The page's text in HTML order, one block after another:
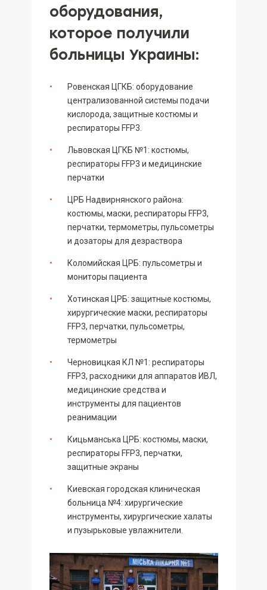
оборудования,
которое получили
больницы Украины:
Ровенская ЦГКБ: оборудование
централизованной системы подачи
кислорода, защитные костюмы и
респираторы FFP3.
Львовская ЦГКБ №1: костюмы,
респираторы FFP3 и медицинские
перчатки
ЦРБ Надвирнянского района:
костюмы, маски, респираторы FFP3,
перчатки, термометры, пульсометры
и дозаторы для дезраствора
Коломийская ЦРБ: пульсометры и
мониторы пациента
Хотинская ЦРБ: защитные костюмы,
хирургические маски, респираторы
FFP3, перчатки, пульсометры,
термометры
Черновицкая КЛ №1: респираторы
FFP3, расходники для аппаратов ИВЛ,
медицинские средства и
инструменты для пациентов
реанимации
Кицьманська ЦРБ: костюмы, маски,
респираторы FFP3, перчатки,
защитные экраны
Киевская городская клиническая
больница №4: хирургические
инструменты, хирургические халаты
и пузырьковые увлажнители.